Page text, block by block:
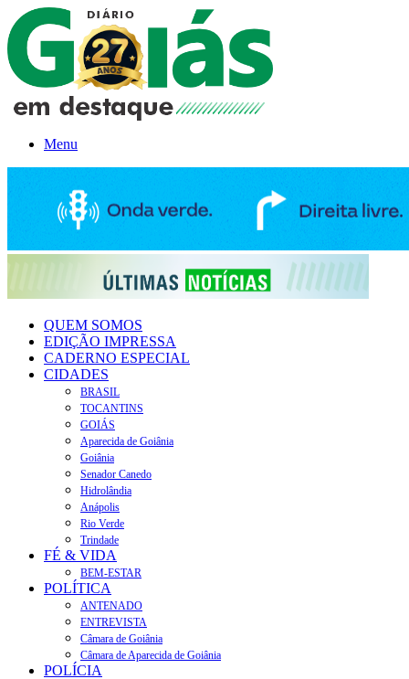
Menu
QUEM SOMOS
EDIÇÃO IMPRESSA
CADERNO ESPECIAL
CIDADES
BRASIL
TOCANTINS
GOIÁS
Aparecida de Goiânia
Goiânia
Senador Canedo
Hidrolândia
Anápolis
Rio Verde
Trindade
FÉ & VIDA
BEM-ESTAR
POLÍTICA
ANTENADO
ENTREVISTA
Câmara de Goiânia
Câmara de Aparecida de Goiânia
POLÍCIA